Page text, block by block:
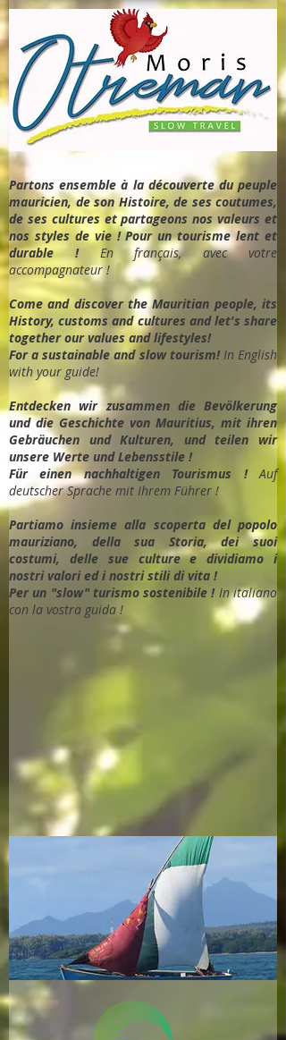
Partons ensemble à la découverte du peuple
mauricien, de son Histoire, de ses coutumes,
de ses cultures et partageons nos valeurs et
nos styles de vie ! Pour un tourisme lent et
durable ! En français, avec votre
accompagnateur !
Come and discover the Mauritian people, its
History, customs and cultures and let's share
together our values and lifestyles!
For a sustainable and slow tourism! In English
with your guide!
Entdecken wir zusammen die Bevölkerung
und die Geschichte von Mauritius, mit ihren
Gebräuchen und Kulturen, und teilen wir
unsere Werte und Lebensstile !
Für einen nachhaltigen Tourismus !Auf
deutscher Sprache mit Ihrem Führer !
Partiamo insieme alla scoperta del popolo
mauriziano, della sua Storia, dei suoi
costumi, delle sue culture e dividiamo i
nostri valori ed i nostri stili di vita !
Per un "slow" turismo sostenibile !In italiano
con la vostra guida !